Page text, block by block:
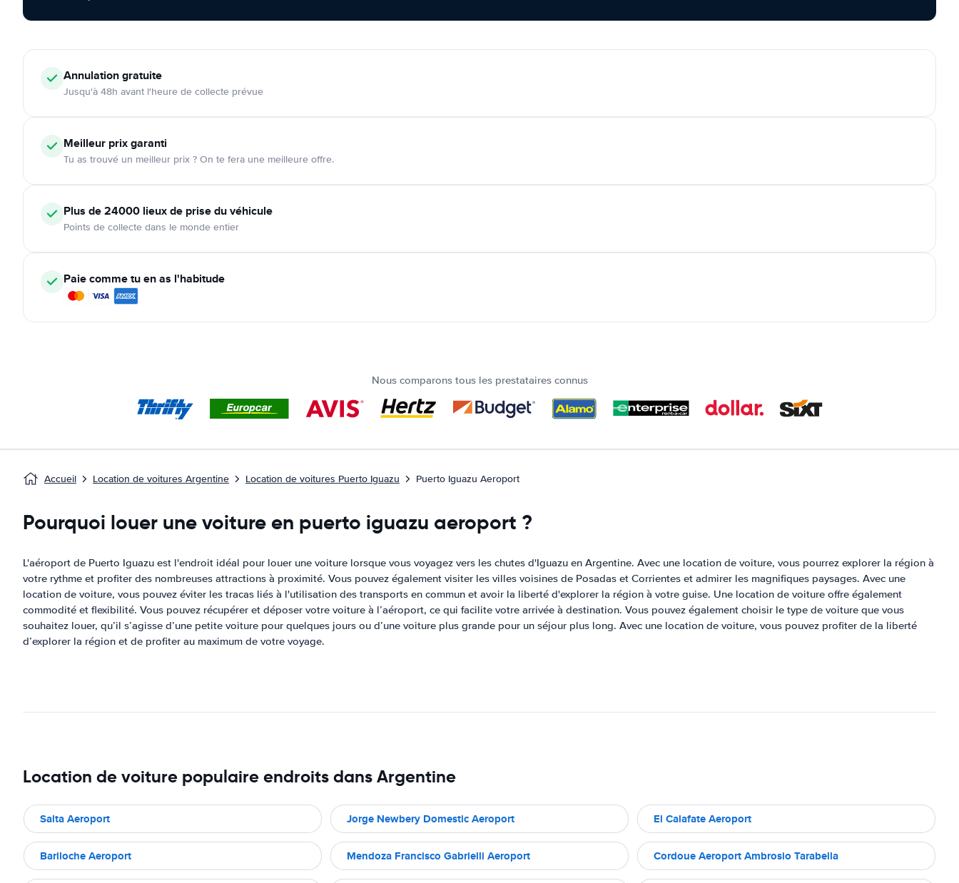
Annulationgratuite
Jusqu'à 48h avant l'heure de collecte prévue
Meilleur prix garanti
Tu as trouvé un meilleur prix ? On te fera une meilleure offre.
Plus de 24000 lieux de prise du véhicule
Points de collecte dans le monde entier
Paie comme tu en as l'habitude
Nous comparons tous les prestataires connus
Accueil Location de voitures Argentine Location de voitures Puerto Iguazu Puerto Iguazu Aeroport
Pourquoi louer une voiture en puerto iguazu aeroport ?
L'aéroport de Puerto Iguazu est l'endroit idéal pour louer une voiture lorsque vous voyagez vers les chutes d'Iguazu en Argentine. Avec une location de voiture, vous pourrez explorer la région à
votre rythme et profiter des nombreuses attractions à proximité. Vous pouvez également visiter les villes voisines de Posadas et Corrientes et admirer les magnifiques paysages. Avec une
location de voiture, vous pouvez éviter les tracas liés à l'utilisation des transports en commun et avoir la liberté d'explorer la région à votre guise. Une location de voiture offre également
commodité et flexibilité. Vous pouvez récupérer et déposer votre voiture à l’aéroport, ce qui facilite votre arrivée à destination. Vous pouvez également choisir le type de voiture que vous
souhaitez louer, qu’il s’agisse d’une petite voiture pour quelques jours ou d’une voiture plus grande pour un séjour plus long. Avec une location de voiture, vous pouvez profiter de la liberté
d’explorer la région et de profiter au maximum de votre voyage.
Location de voiture populaire endroits dans Argentine
Salta Aeroport Jorge Newbery Domestic Aeroport El Calafate Aeroport
Bariloche Aeroport Mendoza Francisco Gabrielli Aeroport Cordoue Aeroport Ambrosio Tarabella